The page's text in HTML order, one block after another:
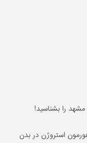
استروژن در بدن